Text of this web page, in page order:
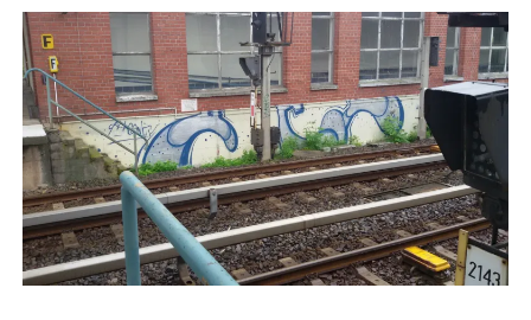
WANDERTAG LEIPZIG
WANDERTAG ROSTOCK
BELGRAD